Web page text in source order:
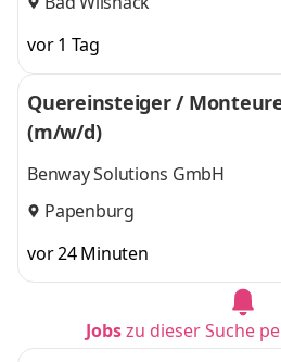
vor 1 Tag
Quereinsteiger /
(m/w/d)
Benway Solutions GmbH
Papenburg
vor 24 Minuten
Jobszu dieser Suche